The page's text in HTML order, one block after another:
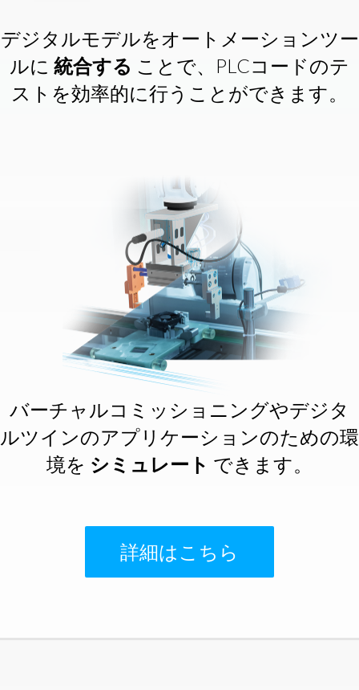
デジタルモデルをオートメーションツー
ルに 統合する ことで、PLCコードのテ
ストを効率的に行うことができます。
バーチャルコミッショニングやデジタ
ルツインのアプリケーションのための環
境を シミュレート できます。
詳細はこちら